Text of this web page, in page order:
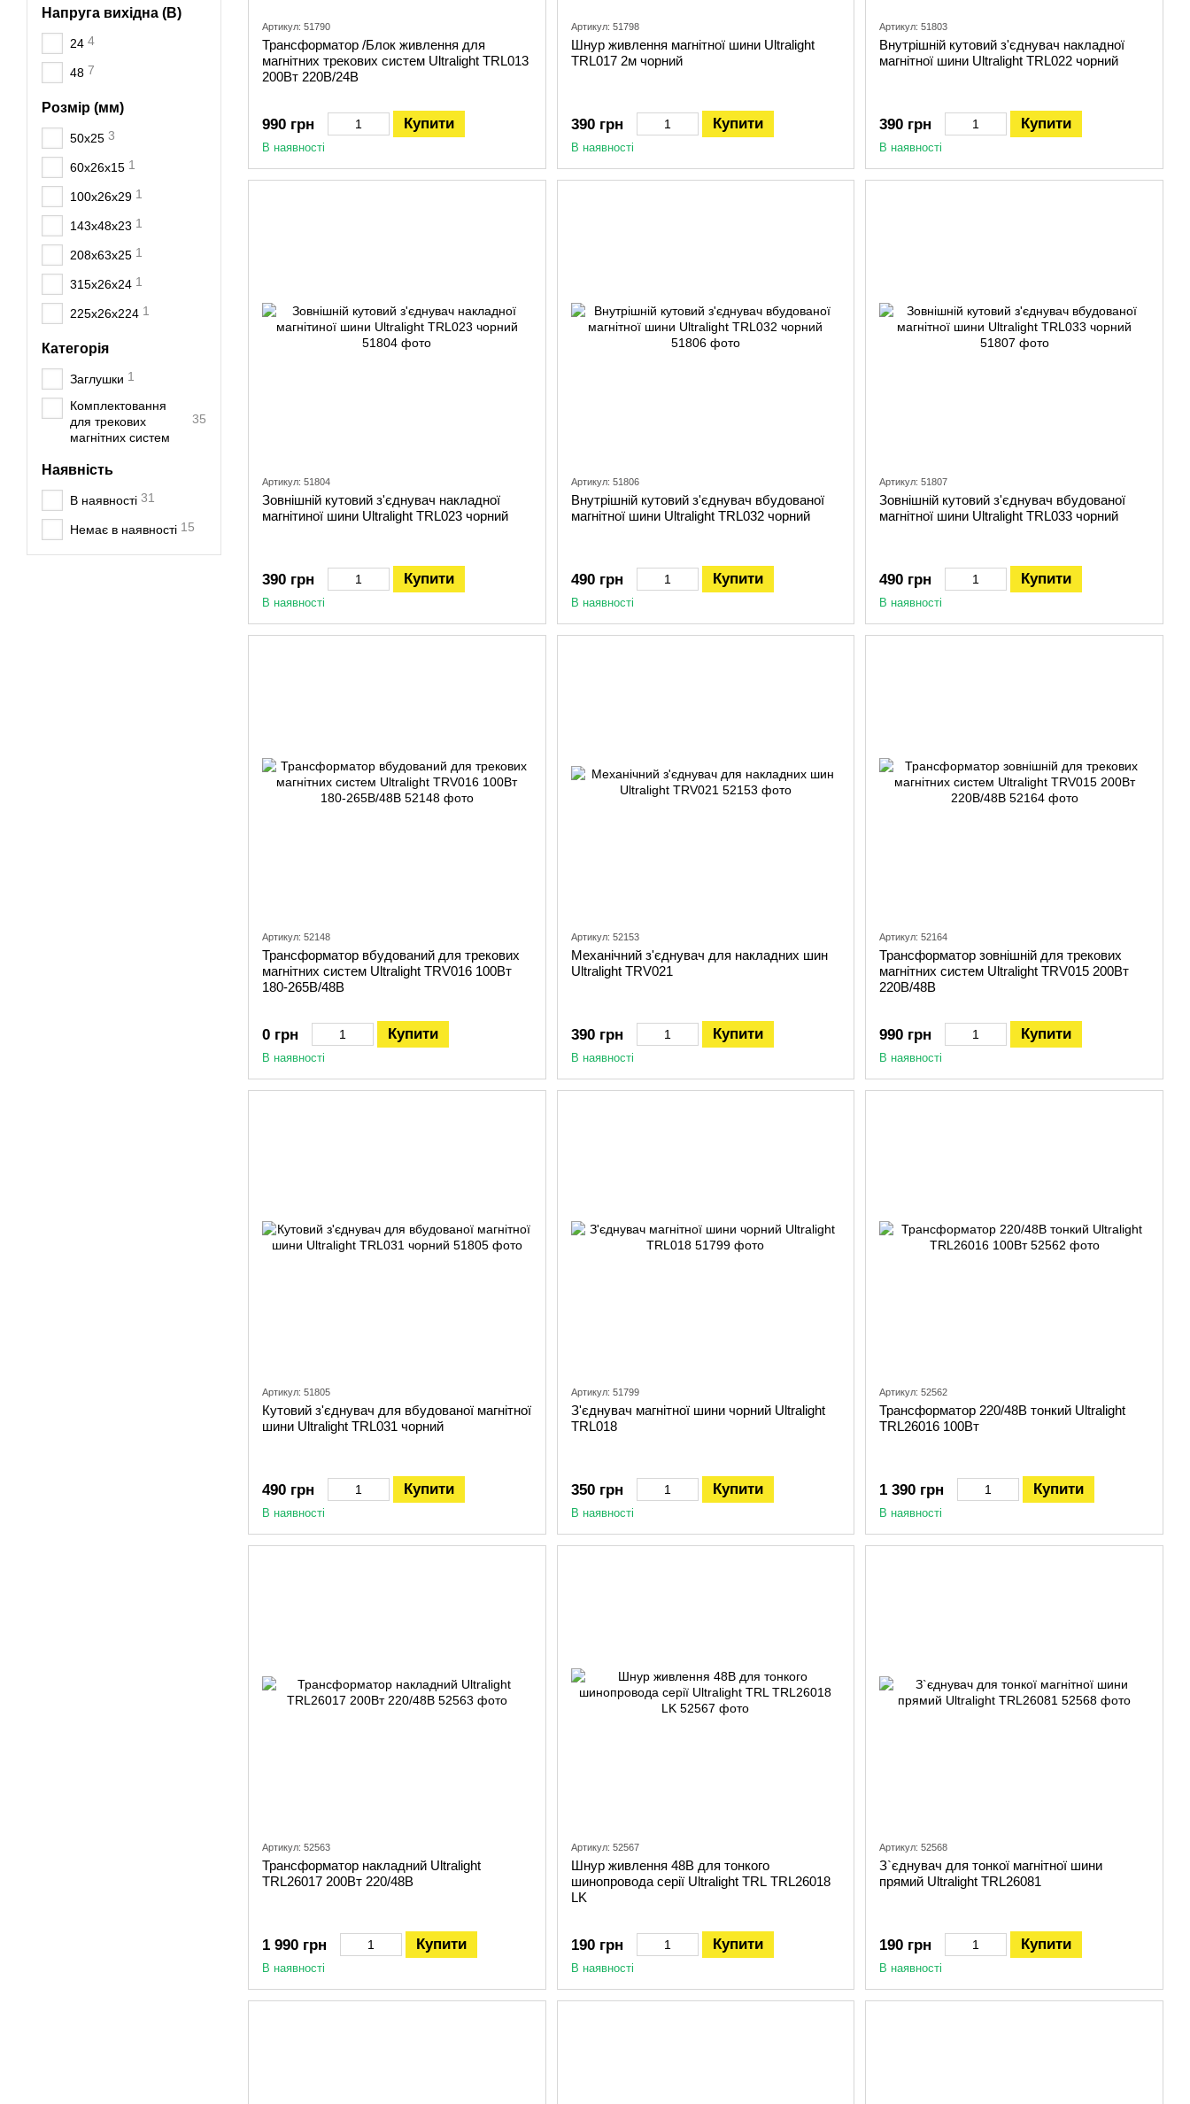
Артикул: 51790
Трансформатор /Блок живлення для
магнітних трекових систем Ultralight TRL013
200Вт 220В/24В
990 грн Купити
В наявності
Артикул: 51798
Шнур живлення магнітної шини Ultralight
TRL017 2м чорний
390 грн Купити
В наявності
Артикул: 51803
Внутрішній кутовий з'єднувач накладної
магнітної шини Ultralight TRL022 чорний
390 грн Купити
В наявності
Артикул: 51804
Зовнішній кутовий з'єднувач накладної
магнітиної шини Ultralight TRL023 чорний
390 грн Купити
В наявності
Артикул: 51806
Внутрішній кутовий з'єднувач вбудованої
магнітної шини Ultralight TRL032 чорний
490 грн Купити
В наявності
Артикул: 51807
Зовнішній кутовий з'єднувач вбудованої
магнітної шини Ultralight TRL033 чорний
490 грн Купити
В наявності
Артикул: 52148
Трансформатор вбудований для трекових
магнітних систем Ultralight TRV016 100Вт
180-265В/48В
0 грн Купити
В наявності
Артикул: 52153
Механічний з'єднувач для накладних шин
Ultralight TRV021
390 грн Купити
В наявності
Артикул: 52164
Трансформатор зовнішній для трекових
магнітних систем Ultralight TRV015 200Вт
220В/48В
990 грн Купити
В наявності
Артикул: 51805
Кутовий з'єднувач для вбудованої магнітної
шини Ultralight TRL031 чорний
490 грн Купити
В наявності
Артикул: 51799
З'єднувач магнітної шини чорний Ultralight
TRL018
350 грн Купити
В наявності
Артикул: 52562
Трансформатор 220/48В тонкий Ultralight
TRL26016 100Вт
1 390 грн Купити
В наявності
Артикул: 52563
Трансформатор накладний Ultralight
TRL26017 200Вт 220/48В
1 990 грн Купити
В наявності
Артикул: 52567
Шнур живлення 48В для тонкого
шинопровода серії Ultralight TRL TRL26018
LK
190 грн Купити
В наявності
Артикул: 52568
З`єднувач для тонкої магнітної шини
прямий Ultralight TRL26081
190 грн Купити
В наявності
Напруга вихідна (В)
24 4
48 7
Розмір (мм)
50х25 3
60х26х15 1
100x26x29 1
143х48х23 1
208х63х25 1
315x26x24 1
225х26х224 1
Категорія
Заглушки 1
Комплектовання
для трекових
магнітних систем
35
Наявність
В наявності 31
Немає в наявності 15